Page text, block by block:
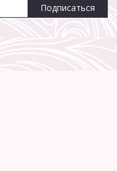
Подписаться